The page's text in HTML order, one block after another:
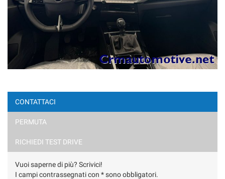
CONTATTACI
PERMUTA
RICHIEDI TEST DRIVE
Vuoi saperne di più? Scrivici!
I campi contrassegnati con * sono obbligatori.